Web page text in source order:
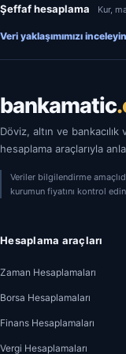
Şeffaf hesaplama Kur,
Veri yaklaşımımızı inceleyin
bankamatic
Döviz, altın ve
hesaplama araçlarıyla
Veriler bilgilendirme
kurumun fiyatını kontrol
Hesaplama araçları
Zaman Hesaplamaları
Borsa Hesaplamaları
Finans Hesaplamaları
Vergi Hesaplamaları